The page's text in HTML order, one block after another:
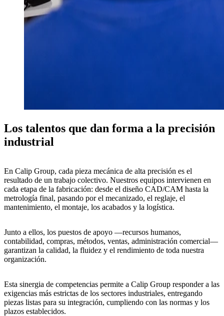
Los talentos que dan forma a la precisión
industrial
En Calip Group, cada pieza mecánica de alta precisión es el
resultado de un trabajo colectivo. Nuestros equipos intervienen en
cada etapa de la fabricación: desde el diseño CAD/CAM hasta la
metrología final, pasando por el mecanizado, el reglaje, el
mantenimiento, el montaje, los acabados y la logística.
Junto a ellos, los puestos de apoyo —recursos humanos,
contabilidad, compras, métodos, ventas, administración comercial—
garantizan la calidad, la fluidez y el rendimiento de toda nuestra
organización.
Esta sinergia de competencias permite a Calip Group responder a las
exigencias más estrictas de los sectores industriales, entregando
piezas listas para su integración, cumpliendo con las normas y los
plazos establecidos.